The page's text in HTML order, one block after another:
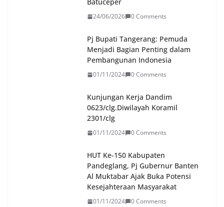
Batuceper
24/06/2026 0 Comments
Pj Bupati Tangerang: Pemuda
Menjadi Bagian Penting dalam
Pembangunan Indonesia
01/11/2024 0 Comments
Kunjungan Kerja Dandim
0623/clg.Diwilayah Koramil
2301/clg
01/11/2024 0 Comments
HUT Ke-150 Kabupaten
Pandeglang, Pj Gubernur Banten
Al Muktabar Ajak Buka Potensi
Kesejahteraan Masyarakat
01/11/2024 0 Comments